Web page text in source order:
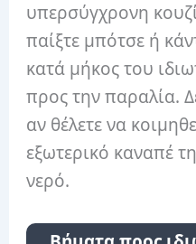
υπερσύγχρονη
παίξτε μπότσε ή
κατά μήκος του
προς την παραλία.
αν θέλετε να
εξωτερικό καναπέ
νερό.